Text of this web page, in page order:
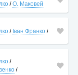
/О. Маковей
/ Іван Франко /
/
/